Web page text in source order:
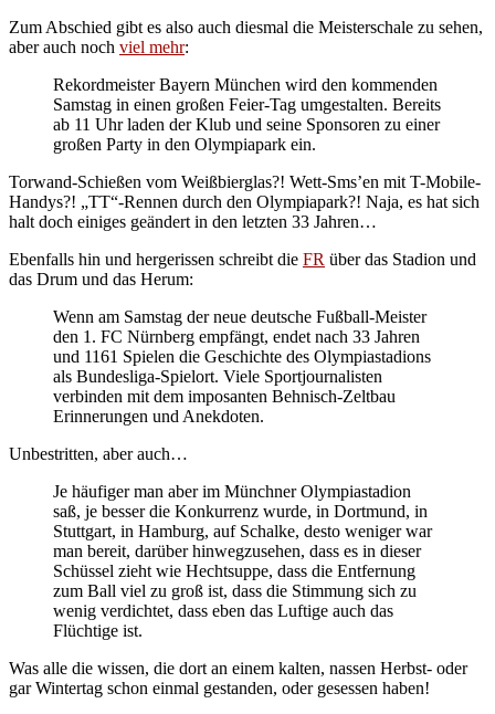
Zum Abschied gibt es also auch diesmal die Meisterschale zu sehen,
aber auch noch viel mehr:
Rekordmeister Bayern München wird den kommenden
Samstag in einen großen Feier-Tag umgestalten. Bereits
ab 11 Uhr laden der Klub und seine Sponsoren zu einer
großen Party in den Olympiapark ein.
Torwand-Schießen vom Weißbierglas?! Wett-Sms’en mit T-Mobile-
Handys?! „TT“-Rennen durch den Olympiapark?! Naja, es hat sich
halt doch einiges geändert in den letzten 33 Jahren…
Ebenfalls hin und hergerissen schreibt die FR über das Stadion und
das Drum und das Herum:
Wenn am Samstag der neue deutsche Fußball-Meister
den 1. FC Nürnberg empfängt, endet nach 33 Jahren
und 1161 Spielen die Geschichte des Olympiastadions
als Bundesliga-Spielort. Viele Sportjournalisten
verbinden mit dem imposanten Behnisch-Zeltbau
Erinnerungen und Anekdoten.
Unbestritten, aber auch…
Je häufiger man aber im Münchner Olympiastadion
saß, je besser die Konkurrenz wurde, in Dortmund, in
Stuttgart, in Hamburg, auf Schalke, desto weniger war
man bereit, darüber hinwegzusehen, dass es in dieser
Schüssel zieht wie Hechtsuppe, dass die Entfernung
zum Ball viel zu groß ist, dass die Stimmung sich zu
wenig verdichtet, dass eben das Luftige auch das
Flüchtige ist.
Was alle die wissen, die dort an einem kalten, nassen Herbst- oder
gar Wintertag schon einmal gestanden, oder gesessen haben!